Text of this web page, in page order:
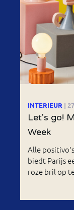
INTERIEUR |
Let's go!
Week
Alle
biedt Parijs
roze bril op